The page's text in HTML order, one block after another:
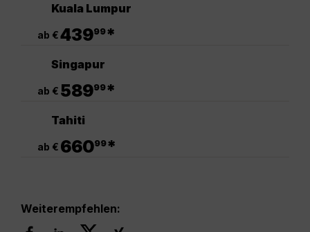
Kuala Lumpur
ab €43999*
Singapur
ab € 58999*
Tahiti
ab € 66099*
Weiterempfehlen: